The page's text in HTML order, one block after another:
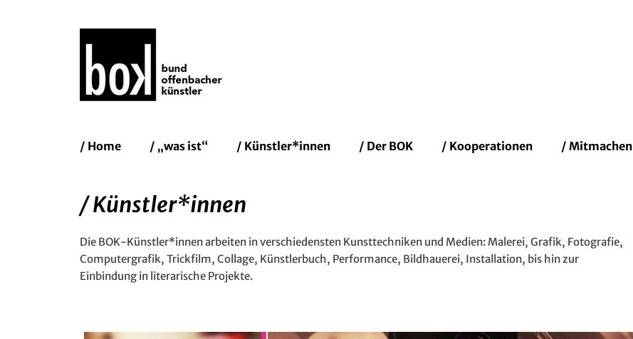
Erstes
Zum
Inhalt:
/ Home / „was ist“ / Künstler*innen / Der BOK / Kooperationen / Mitmachen
/ Künstler*innen
Die BOK-Künstler*innen arbeiten in verschiedensten Kunsttechniken und Medien: Malerei, Grafik, Fotografie,
Computergrafik, Trickfilm, Collage, Künstlerbuch, Performance, Bildhauerei, Installation, bis hin zur
Einbindung in literarische Projekte.